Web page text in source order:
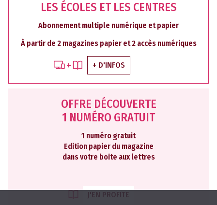
LES ÉCOLES ET LES CENTRES
Abonnement multiple numérique et papier
À partir de 2 magazines papier et 2 accès numériques
+ D'INFOS
OFFRE DÉCOUVERTE
1 NUMÉRO GRATUIT
1 numéro gratuit
Edition papier du magazine
dans votre boite aux lettres
J'EN PROFITE